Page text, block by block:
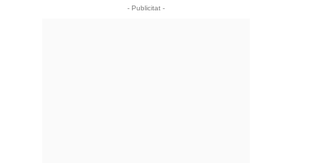
- Publicitat -